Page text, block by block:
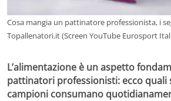
Cosa mangia un pattinatore professionista, i
Topallenatori.it (Screen YouTube Eurosport
L’alimentazione è un aspetto
pattinatori professionisti: ecco quali
campioni consumano